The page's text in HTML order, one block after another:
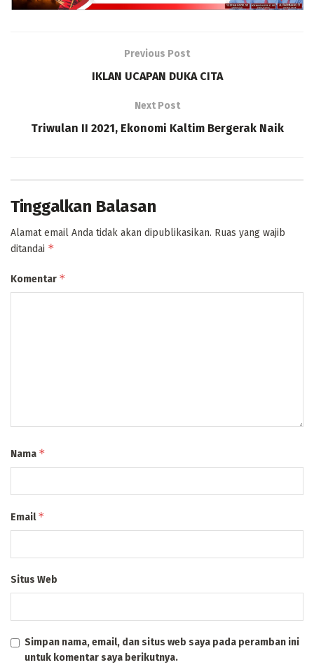
Previous Post
IKLAN UCAPAN DUKA CITA
Next Post
Triwulan II 2021, Ekonomi Kaltim Bergerak Naik
Tinggalkan Balasan
Alamat email Anda tidak akan dipublikasikan. Ruas yang wajib
ditandai *
Komentar *
Nama *
Email*
Situs Web
Simpan nama, email, dan situs web saya pada peramban ini
untuk komentar saya berikutnya.